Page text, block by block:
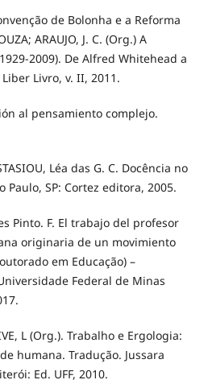
de Bolonha e a Reforma
ARAUJO, J. C. (Org.) A
2009). De Alfred Whitehead a
Livro, v. II, 2011.
al pensamiento complejo.
Léa das G. C. Docência no
Paulo, SP: Cortez editora, 2005.
Pinto. F. El trabajo del profesor
originaria de un movimiento
em Educação) –
Federal de Minas
L (Org.). Trabalho e Ergologia:
humana. Tradução. Jussara
Ed. UFF, 2010.